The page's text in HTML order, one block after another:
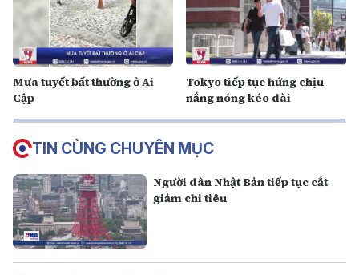
Mưa tuyết bất thường ở Ai
Cập
Tokyo tiếp tục hứng chịu
nắng nóng kéo dài
TIN CÙNG CHUYÊN MỤC
Người dân Nhật Bản tiếp tục cắt
giảm chi tiêu